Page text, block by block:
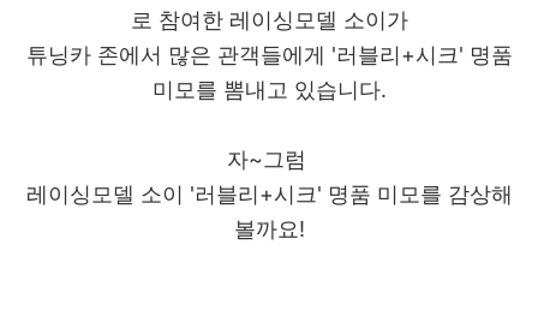
로 참여한 레이싱모델 소이가
튜닝카 존에서 많은 관객들에게 '러블리+시크' 명품
미모를 뽐내고 있습니다.
자~그럼
레이싱모델 소이 '러블리+시크' 명품 미모를 감상해
볼까요!